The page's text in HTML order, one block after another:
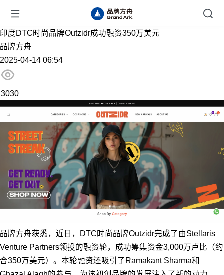
印度DTC时尚品牌Outzidr成功融资350万美元
品牌方舟
2025-04-14 06:54
3030
品牌方舟获悉，近日，DTC时尚品牌Outzidr完成了由Stellaris
Venture Partners领投的融资轮，成功筹集资金3,000万卢比（约
合350万美元）。本轮融资还吸引了Ramakant Sharma和